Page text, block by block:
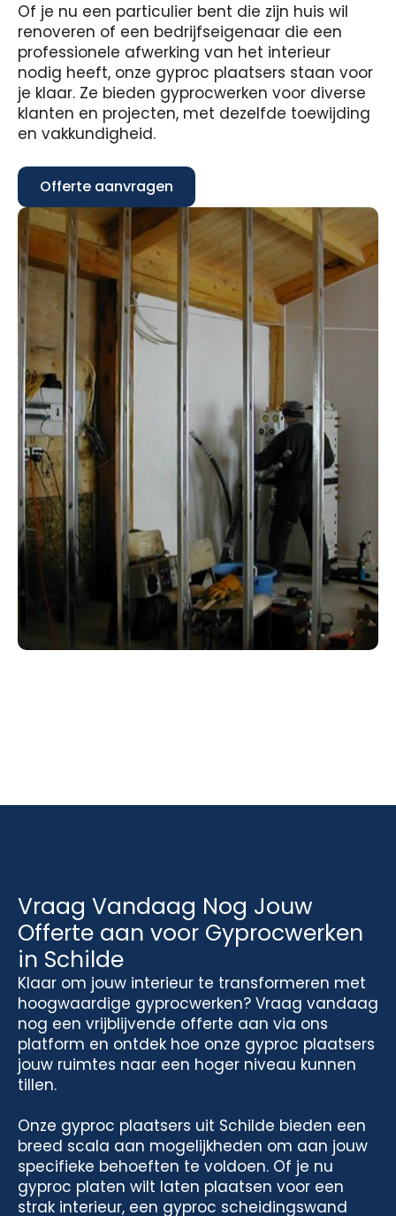
Of je nu een particulier bent die zijn huis wil
renoveren of een bedrijfseigenaar die een
professionele afwerking van het interieur
nodig heeft, onze gyproc plaatsers staan voor
je klaar. Ze bieden gyprocwerken voor diverse
klanten en projecten, met dezelfde toewijding
en vakkundigheid.
Offerte aanvragen
Vraag Vandaag Nog Jouw
Offerte aan voor Gyprocwerken
in Schilde
Klaar om jouw interieur te transformeren met
hoogwaardige gyprocwerken? Vraag vandaag
nog een vrijblijvende offerte aan via ons
platform en ontdek hoe onze gyproc plaatsers
jouw ruimtes naar een hoger niveau kunnen
tillen.
Onze gyproc plaatsers uit Schilde bieden een
breed scala aan mogelijkheden om aan jouw
specifieke behoeften te voldoen. Of je nu
gyproc platen wilt laten plaatsen voor een
strak interieur, een gyproc scheidingswand